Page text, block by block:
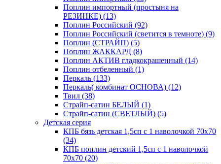
Поплин импортный (простыня на
РЕЗИНКЕ) (13)
Поплин Российский (92)
Поплин Российский (светится в темноте) (9)
Поплин (СТРАЙП) (5)
Поплин ЖАККАРД (8)
Поплин АКТИВ гладкокрашенный (14)
Поплин отбеленный (1)
Перкаль (133)
Перкаль( комбинат ОСНОВА) (12)
Твил (38)
Страйп-сатин БЕЛЫЙ (1)
Страйп-сатин (СВЕТЛЫЙ) (5)
Детская серия
КПБ бязь детская 1,5сп с 1 наволочкой 70х70
(34)
КПБ поплин детский 1,5сп с 1 наволочкой
70х70 (20)